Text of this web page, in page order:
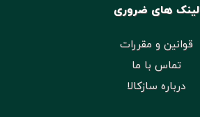
لینک های ضروری
قوانین و مقررات
تماس با ما
درباره سازکالا